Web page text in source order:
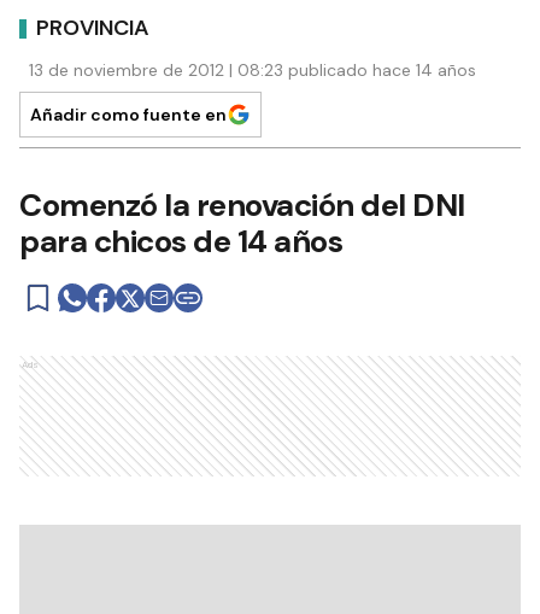
PROVINCIA
13 de noviembre de 2012 | 08:23 publicado hace 14 años
Añadir como fuente en
Comenzó la renovación del DNI
para chicos de 14 años
Ads